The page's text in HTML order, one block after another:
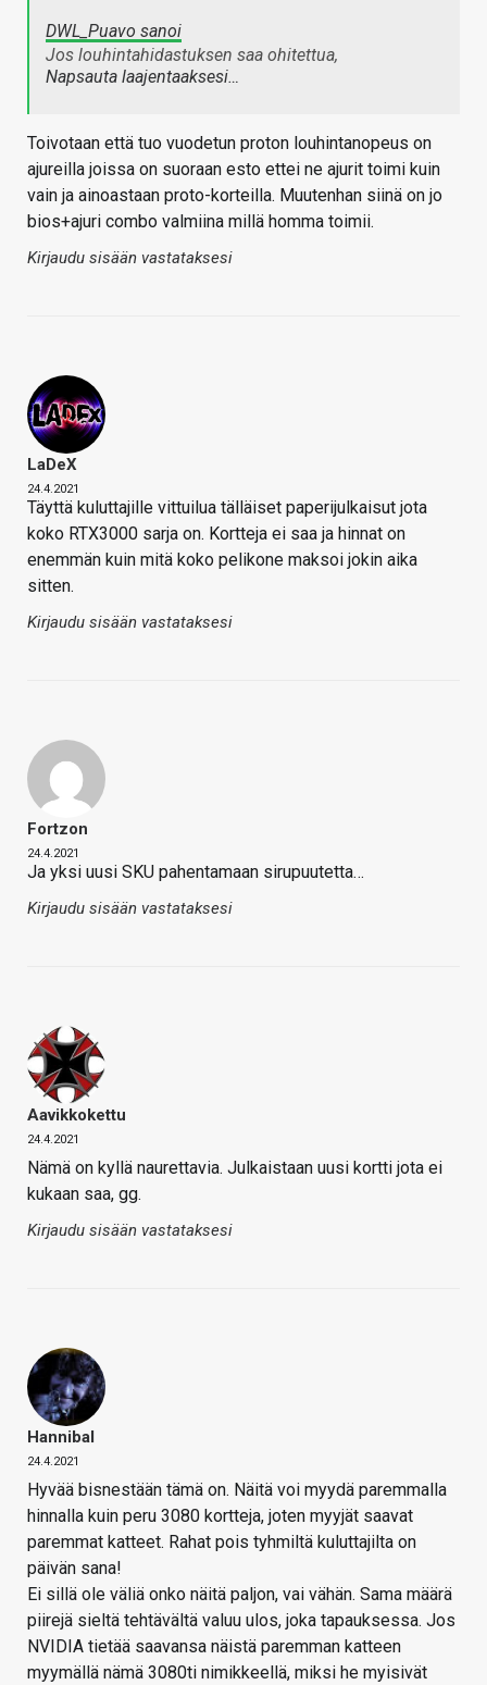
DWL_Puavo sanoi
Jos louhintahidastuksen saa ohitettua,
Napsauta laajentaaksesi…
Toivotaan että tuo vuodetun proton louhintanopeus on
ajureilla joissa on suoraan esto ettei ne ajurit toimi kuin
vain ja ainoastaan proto-korteilla. Muutenhan siinä on jo
bios+ajuri combo valmiina millä homma toimii.
Kirjaudu sisään vastataksesi
LaDeX
24.4.2021
Täyttä kuluttajille vittuilua tälläiset paperijulkaisut jota
koko RTX3000 sarja on. Kortteja ei saa ja hinnat on
enemmän kuin mitä koko pelikone maksoi jokin aika
sitten.
Kirjaudu sisään vastataksesi
Fortzon
24.4.2021
Ja yksi uusi SKU pahentamaan sirupuutetta…
Kirjaudu sisään vastataksesi
Aavikkokettu
24.4.2021
Nämä on kyllä naurettavia. Julkaistaan uusi kortti jota ei
kukaan saa, gg.
Kirjaudu sisään vastataksesi
Hannibal
24.4.2021
Hyvää bisnestään tämä on. Näitä voi myydä paremmalla
hinnalla kuin peru 3080 kortteja, joten myyjät saavat
paremmat katteet. Rahat pois tyhmiltä kuluttajilta on
päivän sana!
Ei sillä ole väliä onko näitä paljon, vai vähän. Sama määrä
piirejä sieltä tehtävältä valuu ulos, joka tapauksessa. Jos
NVIDIA tietää saavansa näistä paremman katteen
myymällä nämä 3080ti nimikkeellä, miksi he myisivät